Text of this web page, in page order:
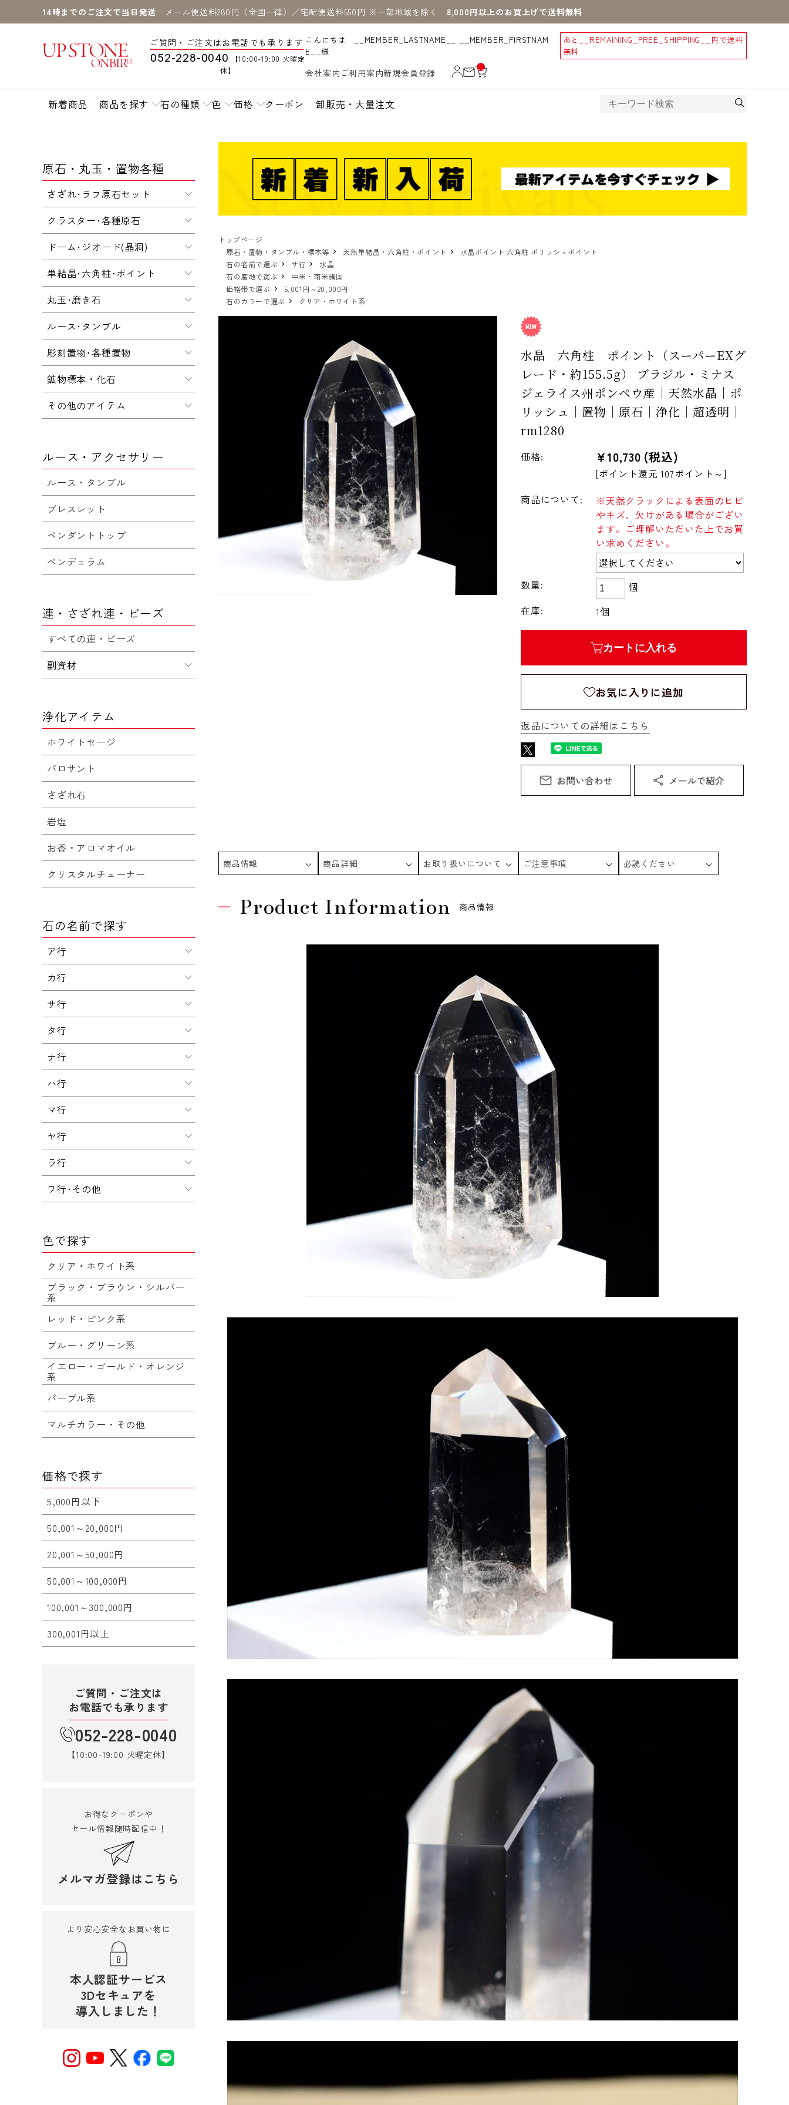
14時までのご注文で当日発送 メール便送料280円（全国一律）／宅配便送料550円 ※一部地域を除く 8,000円以上のお買上げで送料無料
ご質問・ご注文はお電話でも承ります
052-228-0040
【10:00-19:00 火曜定
休】
こんにちは __MEMBER_LASTNAME__ __MEMBER_FIRSTNAM
E__様
あと __REMAINING_FREE_SHIPPING__
円で送料
無料
会社案内 ご利用案内新規会員登録
__
IT
_C
新着商品 商品を探す 石の種類 色 価格 クーポン 卸販売・大量注文
トップページ
原石・置物・タンブル・標本等
天然単結晶・六角柱・ポイント
水晶ポイント 六角柱 ポリッシュポイント
石の名前で選ぶ
サ行
水晶
石の産地で選ぶ
中米・南米諸国
価格帯で選ぶ
5,001円～20,000円
石のカラーで選ぶ
クリア・ホワイト系
水晶 六角柱 ポイント（スーパーEXグ
レード・約155.5g） ブラジル・ミナス
ジェライス州ポンペウ産｜天然水晶｜ポ
リッシュ｜置物｜原石｜浄化｜超透明｜
rm1280
価格: ¥10,730 (税込)
[ポイント還元 107ポイント～]
商品について:
※天然クラックによる表面のヒビ
やキズ、欠けがある場合がござい
ます。ご理解いただいた上でお買
い求めください。
数量:
個
在庫:
1個
カートに入れる
お気に入りに追加
返品についての詳細はこちら
商品情報 商品詳細 お取り扱いについて ご注意事項 必読ください
Product Information 商品情報
原石・丸玉・置物各種
さざれ･ラフ原石セット
クラスター･各種原石
ドーム･ジオード(晶洞)
単結晶･六角柱･ポイント
丸玉･磨き石
ルース･タンブル
彫刻置物･各種置物
鉱物標本・化石
その他のアイテム
ルース・アクセサリー
ルース・タンブル
ブレスレット
ペンダントトップ
ペンデュラム
連・さざれ連・ビーズ
すべての連・ビーズ
副資材
浄化アイテム
ホワイトセージ
パロサント
さざれ石
岩塩
お香・アロマオイル
クリスタルチューナー
石の名前で探す
ア行
カ行
サ行
タ行
ナ行
ハ行
マ行
ヤ行
ラ行
ワ行･その他
色で探す
クリア・ホワイト系
ブラック・ブラウン・シルバー
系
レッド・ピンク系
ブルー・グリーン系
イエロー・ゴールド・オレンジ
系
パープル系
マルチカラー・その他
価格で探す
5,000円以下
50,001～20,000円
20,001～50,000円
50,001～100,000円
100,001～300,000円
300,001円以上
ご質問・ご注文は
お電話でも承ります
052-228-0040
【10:00-19:00 火曜定休】
お得なクーポンや
セール情報随時配信中！
メルマガ登録はこちら
より安心安全なお買い物に
本人認証サービス
3Dセキュアを
導入しました！